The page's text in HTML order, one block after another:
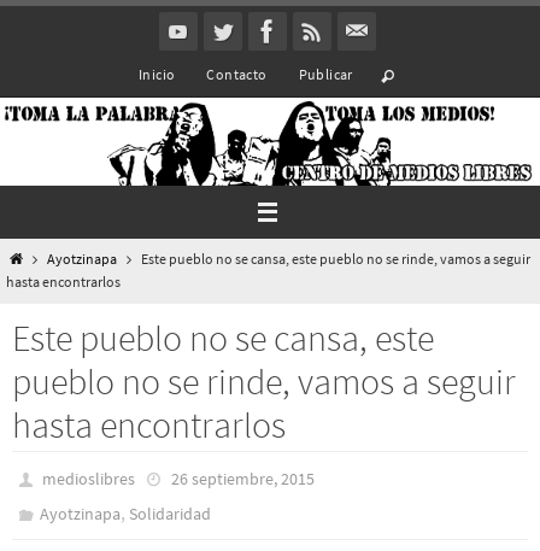
Inicio Contacto Publicar
InicioAyotzinapa
Este pueblo no se cansa, este pueblo no se rinde, vamos a seguir
hasta encontrarlos
Este pueblo no se cansa, este
pueblo no se rinde, vamos a seguir
hasta encontrarlos
medioslibres
26 septiembre, 2015
Ayotzinapa, Solidaridad